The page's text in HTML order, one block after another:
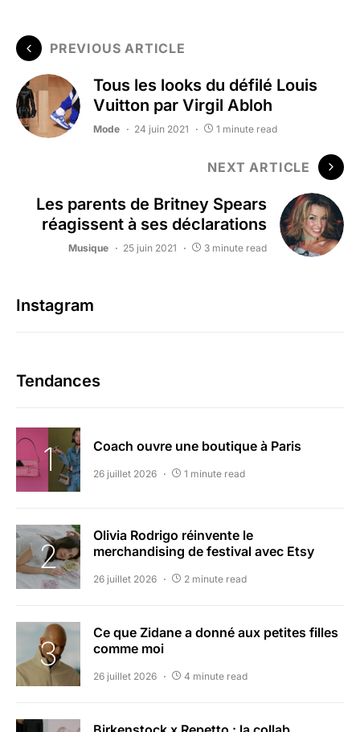
PREVIOUS ARTICLE
Tous les looks du défilé Louis
Vuitton par Virgil Abloh
Mode 24 juin 2021 1 minute read
NEXT ARTICLE
Les parents de Britney Spears
réagissent à ses déclarations
Musique 25 juin 2021 3 minute read
Instagram
Tendances
Coach ouvre une boutique à Paris
26 juillet 2026 1 minute read
Olivia Rodrigo réinvente le
merchandising de festival avec Etsy
26 juillet 2026 2 minute read
Ce que Zidane a donné aux petites filles
comme moi
26 juillet 2026 4 minute read